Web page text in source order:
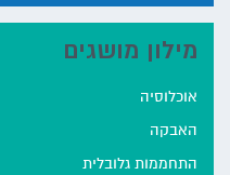
מילון מושגים
אוכלוסיה
האבקה
התחממות גלובלית